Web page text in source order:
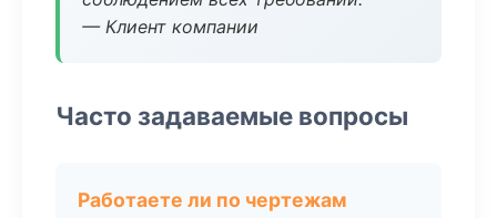
— Клиент компании
Часто задаваемые вопросы
Работаете ли по чертежам